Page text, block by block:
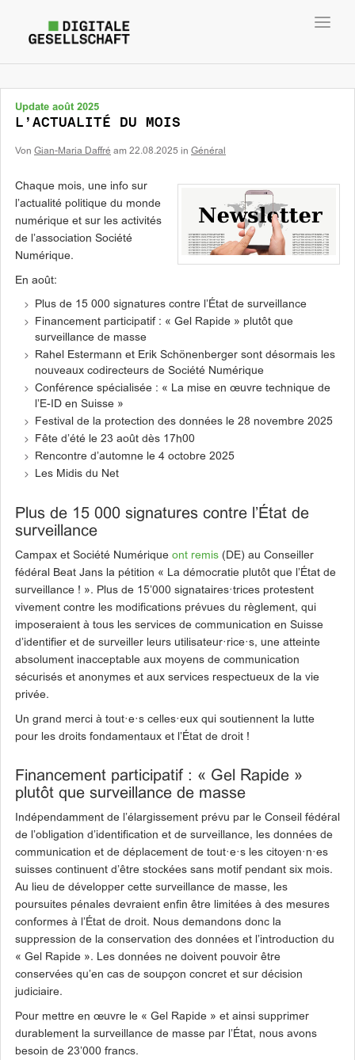
Update août 2025
L’ACTUALITÉ DU MOIS
Von Gian-Maria Daffré am 22.08.2025 in Général
Chaque mois, une info sur
l’actualité politique du monde
numérique et sur les activités
de l’association Société
Numérique.
En août:
Plus de 15 000 signatures contre l’État de surveillance
Financement participatif : « Gel Rapide » plutôt que
surveillance de masse
Rahel Estermann et Erik Schönenberger sont désormais les
nouveaux codirecteurs de Société Numérique
Conférence spécialisée : « La mise en œuvre technique de
l’E-ID en Suisse »
Festival de la protection des données le 28 novembre 2025
Fête d’été le 23 août dès 17h00
Rencontre d’automne le 4 octobre 2025
Les Midis du Net
Plus de 15 000 signatures contre l’État de
surveillance
Campax et Société Numérique ont remis (DE) au Conseiller
fédéral Beat Jans la pétition « La démocratie plutôt que l’État de
surveillance ! ». Plus de 15’000 signataires·trices protestent
vivement contre les modifications prévues du règlement, qui
imposeraient à tous les services de communication en Suisse
d’identifier et de surveiller leurs utilisateur·rice·s, une atteinte
absolument inacceptable aux moyens de communication
sécurisés et anonymes et aux services respectueux de la vie
privée.
Un grand merci à tout·e·s celles·eux qui soutiennent la lutte
pour les droits fondamentaux et l’État de droit !
Financement participatif : « Gel Rapide »
plutôt que surveillance de masse
Indépendamment de l’élargissement prévu par le Conseil fédéral
de l’obligation d’identification et de surveillance, les données de
communication et de déplacement de tout·e·s les citoyen·n·es
suisses continuent d’être stockées sans motif pendant six mois.
Au lieu de développer cette surveillance de masse, les
poursuites pénales devraient enfin être limitées à des mesures
conformes à l’État de droit. Nous demandons donc la
suppression de la conservation des données et l’introduction du
« Gel Rapide ». Les données ne doivent pouvoir être
conservées qu’en cas de soupçon concret et sur décision
judiciaire.
Pour mettre en œuvre le « Gel Rapide » et ainsi supprimer
durablement la surveillance de masse par l’État, nous avons
besoin de 23’000 francs.